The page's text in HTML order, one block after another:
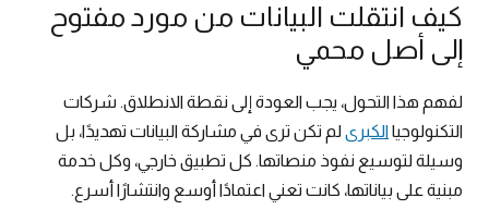
كيف انتقلت البيانات من مورد مفتوح
إلى أصل محمي
لفهم هذا التحول، يجب العودة إلى نقطة الانطلاق. شركات
التكنولوجيا الكبرى لم تكن ترى في مشاركة البيانات تهديدًا، بل
وسيلة لتوسيع نفوذ منصاتها. كل تطبيق خارجي، وكل خدمة
مبنية على بياناتها، كانت تعني اعتمادًا أوسع وانتشارًا أسرع.